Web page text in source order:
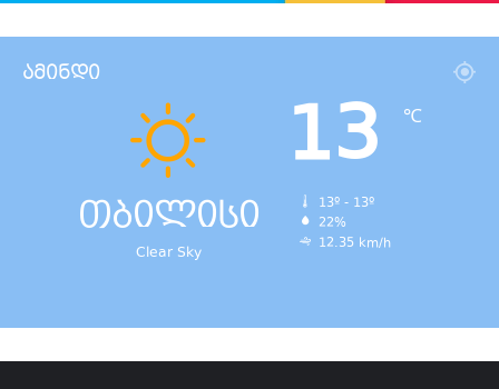
ამინდი
თბილისი
Clear Sky
13 ℃
13º - 13º
22%
12.35 km/h